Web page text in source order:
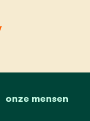
onze mensen